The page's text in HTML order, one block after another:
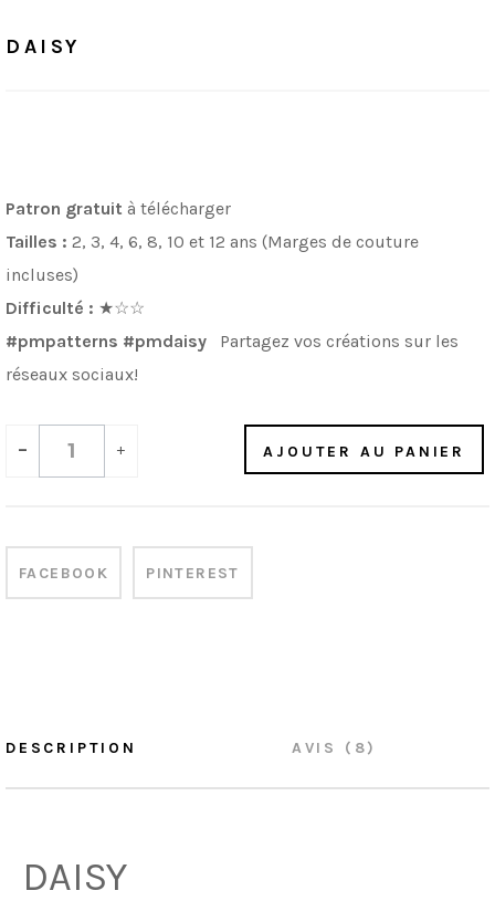
DAISY
Patron gratuit à télécharger
Tailles : 2, 3, 4, 6, 8, 10 et 12 ans (Marges de couture
incluses)
Difficulté : ★☆☆
#pmpatterns #pmdaisy Partagez vos créations sur les
réseaux sociaux!
- + AJOUTER AU PANIER
FACEBOOK PINTEREST
DESCRIPTION AVIS (8)
DAISY